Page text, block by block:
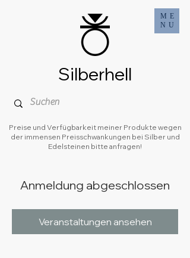
ME
NU
Preise und Verfügbarkeit meiner Produkte wegen
der immensen Preisschwankungen bei Silber und
Edelsteinen bitte anfragen!
Silberhell
Anmeldung abgeschlossen
Veranstaltungen ansehen